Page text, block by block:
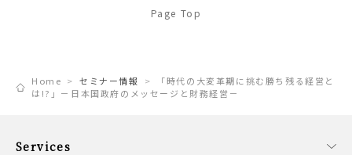
Page Top
Home セミナー情報
「時代の大変革期に挑む勝ち残る経営と
は!?」－日本国政府のメッセージと財務経営－
Services